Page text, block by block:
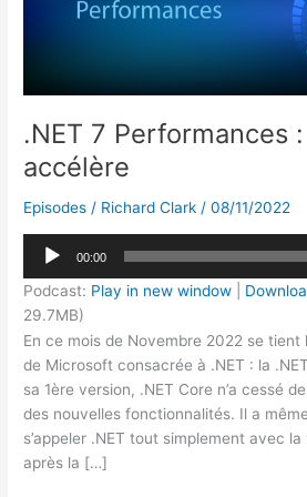
.NET 7 Performances
accélère
Episodes / Richard Clark/08/11/2022
Lecteur
audio
00:00
Podcast: Play in new window
29.7MB)
En ce mois de Novembre 2022 se
de Microsoft consacrée à .NET : la
sa 1ère version, .NET Core n’a cessé
des nouvelles fonctionnalités. Il a
s’appeler .NET tout simplement avec
après la […]